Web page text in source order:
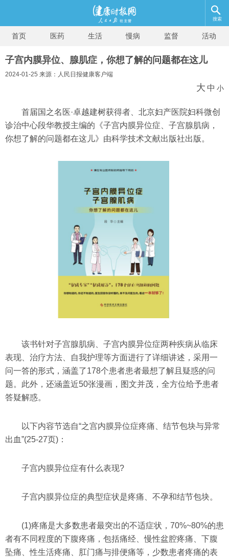
搜索
首页 医药 生活 慢病 监督 活动
子宫内膜异位、腺肌症，你想了解的问题都在这儿
2024-01-25 来源：人民日报健康客户端
大 中 小
首届国之名医·卓越建树获得者、北京妇产医院妇科微创
诊治中心段华教授主编的《子宫内膜异位症、子宫腺肌病，
你想了解的问题都在这儿》由科学技术文献出版社出版。
该书针对子宫腺肌病、子宫内膜异位症两种疾病从临床
表现、治疗方法、自我护理等方面进行了详细讲述，采用一
问一答的形式，涵盖了178个患者患者最想了解且疑惑的问
题。此外，还涵盖近50张漫画，图文并茂，全方位给予患者
答疑解惑。
以下内容节选自“之宫内膜异位症疼痛、结节包块与异常
出血”(25-27页)：
子宫内膜异位症有什么表现?
子宫内膜异位症的典型症状是疼痛、不孕和结节包块。
(1)疼痛是大多数患者最突出的不适症状，70%~80%的患
者有不同程度的下腹疼痛，包括痛经、慢性盆腔疼痛、下腹
坠痛、性生活疼痛、肛门痛与排便痛等，少数患者疼痛的表